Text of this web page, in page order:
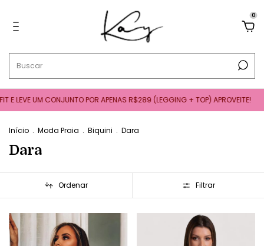
0
UM CONJUNTO POR APENAS R$289 (LEGGING + TOP) APROVEITE!
Início . Moda Praia . Biquini . Dara
Dara
Ordenar Filtrar